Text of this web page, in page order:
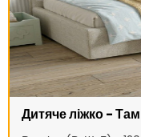
Дитяче ліжко -